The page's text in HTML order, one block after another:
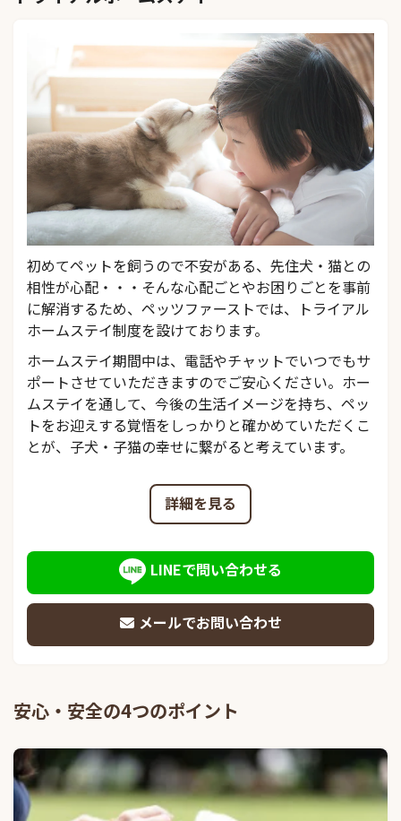
初めてペットを飼うので不安がある、先住犬・猫との
相性が心配・・・そんな心配ごとやお困りごとを事前
に解消するため、ペッツファーストでは、トライアル
ホームステイ制度を設けております。
ホームステイ期間中は、電話やチャットでいつでもサ
ポートさせていただきますのでご安心ください。ホー
ムステイを通して、今後の生活イメージを持ち、ペッ
トをお迎えする覚悟をしっかりと確かめていただくこ
とが、子犬・子猫の幸せに繋がると考えています。
詳細を見る
LINEで問い合わせる
メールでお問い合わせ
安心・安全の4つのポイント